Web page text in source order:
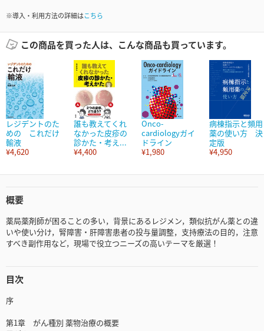
※導入・利用方法の詳細はこちら
この商品を買った人は、こんな商品も買っています。
レジデントのた
めの これだけ
輸液
¥4,620
誰も教えてくれ
なかった皮疹の
診かた・考え...
¥4,400
Onco-
cardiologyガイ
ドライン
¥1,980
病棟指示と頻用
薬の使い方 決
定版
¥4,950
概要
薬局薬剤師が困ることの多い，背景にあるレジメン，類似抗がん薬との違
いや使い分け，腎障害・肝障害患者の投与量調整，支持療法の目的，注意
すべき副作用など，現場で役立つニーズの高いテーマを厳選！
目次
序
第1章 がん種別 薬物治療の概要